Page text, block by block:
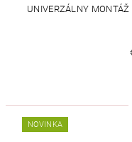
UNIVERZÁLNY
NOVINKA